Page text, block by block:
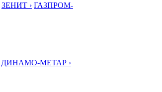
ЗЕНИТ › ГАЗПРОМ-
ДИНАМО-МЕТАР ›